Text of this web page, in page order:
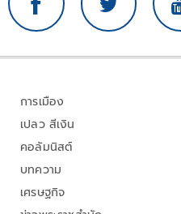
การเมือง
เปลว สีเงิน
คอลัมนิสต์
บทความ
เศรษฐกิจ